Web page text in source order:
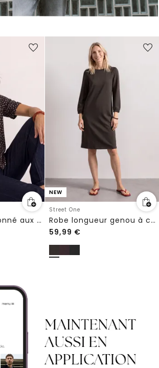
Chemisier boutonné aux textures variées
NEW
Street One
Robe longueur genou à col rond
59,99 €